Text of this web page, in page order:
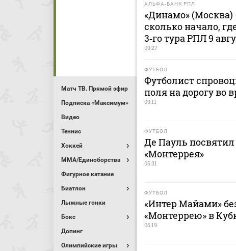
Матч ТВ. Прямой эфир
Подписка «Максимум»
Видео
Теннис
Хоккей
MMA/Единоборства
Фигурное катание
Биатлон
Лыжные гонки
Бокс
Допинг
Олимпийские игры
АЛЬФА-БАНК РПЛ
«Динамо»
сколько начало,
3‑го тура РПЛ 9
09:27
ФУТБОЛ
Футболист
поля на дорогу во
09:11
ФУТБОЛ
Де Пауль
«Монтеррея»
05:31
ФУТБОЛ
«Интер Майами»
«Монтеррею» в
05:19